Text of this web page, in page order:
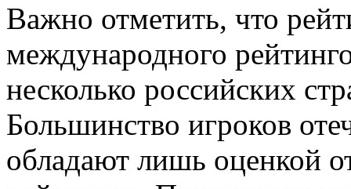
Важно отметить, что
международного
несколько российских
Большинство игроков
обладают лишь оценкой